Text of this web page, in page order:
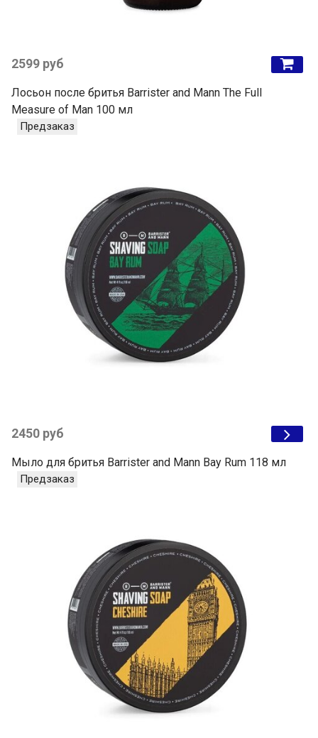
2599 руб
Лосьон после бритья Barrister and Mann The Full
Measure of Man 100 мл
Предзаказ
2450 руб
Мыло для бритья Barrister and Mann Bay Rum 118 мл
Предзаказ